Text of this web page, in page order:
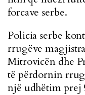
forcave serbe.
Policia serbe
rrugëve
Mitrovicën dhe
të përdornin
një udhëtim prej